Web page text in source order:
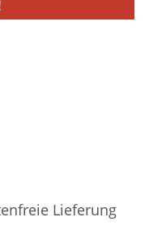
Lieferung